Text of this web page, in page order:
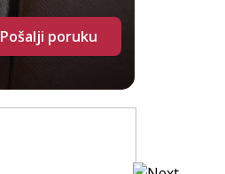
Pošalji poruku